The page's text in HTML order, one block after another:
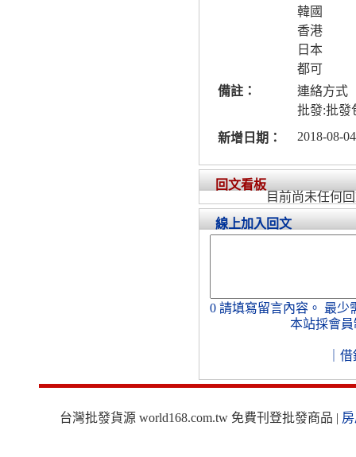
韓國
香港
日本
都可
備註：
連絡方式
批發:批發
新增日期： 2018-08-
回文看板
目前尚未任何
線上加入回文
0 請填寫留言內容。 最少
本站採會員
借
台灣批發貨源 world168.com.tw 免費刊登批發商品 |